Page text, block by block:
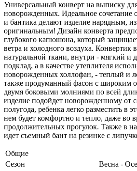
Универсальный конверт на выписку
новорожденных. Идеальное сочетание
и бантика делают изделие нарядным,
оригинальным! Дизайн конверта
глубокого капюшона, который
ветра и холодного воздуха. Конвертик
натуральной ткани, внутри - мягкий
подклад, а в качестве утеплителя
новорожденных холлофан, - теплый и
также продуманный фасон с широким
двумя боковыми молниями по всей
изделие подойдет новорожденному от
полугода, ребенка легко разместить в
нем будет комфортно и тепло, даже во
продолжительных прогулок. Также в
идет съемный бант на резинке с
Общие
Сезон
Весна -